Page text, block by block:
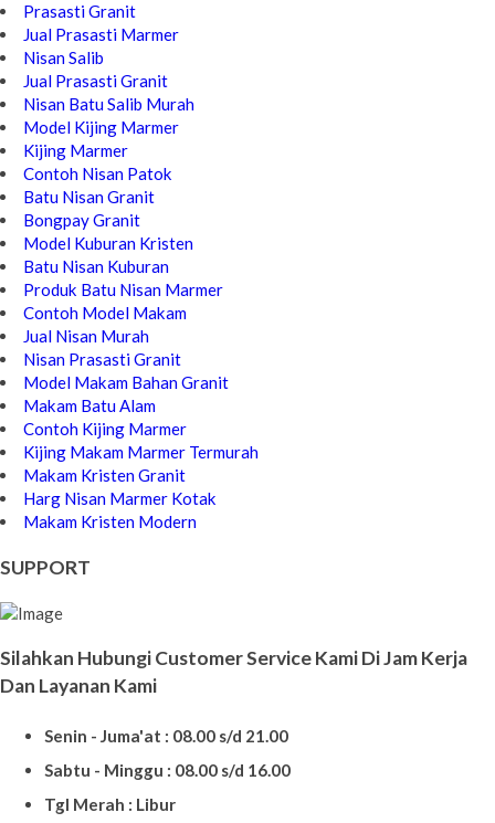
Prasasti Granit
Jual Prasasti Marmer
Nisan Salib
Jual Prasasti Granit
Nisan Batu Salib Murah
Model Kijing Marmer
Kijing Marmer
Contoh Nisan Patok
Batu Nisan Granit
Bongpay Granit
Model Kuburan Kristen
Batu Nisan Kuburan
Produk Batu Nisan Marmer
Contoh Model Makam
Jual Nisan Murah
Nisan Prasasti Granit
Model Makam Bahan Granit
Makam Batu Alam
Contoh Kijing Marmer
Kijing Makam Marmer Termurah
Makam Kristen Granit
Harg Nisan Marmer Kotak
Makam Kristen Modern
SUPPORT
Silahkan Hubungi Customer Service Kami Di Jam Kerja
Dan Layanan Kami
Senin - Juma'at : 08.00 s/d 21.00
Sabtu - Minggu : 08.00 s/d 16.00
Tgl Merah : Libur